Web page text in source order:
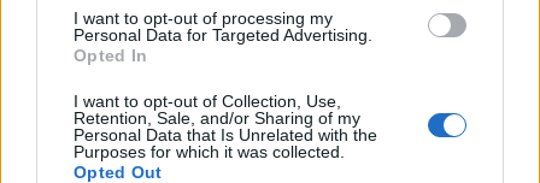
I want to opt-out of processing my
Personal Data for Targeted Advertising.
Opted In
I want to opt-out of Collection, Use,
Retention, Sale, and/or Sharing of my
Personal Data that Is Unrelated with the
Purposes for which it was collected.
Opted Out
526 appunti
Cesare
468 appunti